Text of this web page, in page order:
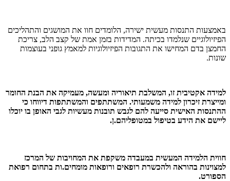
באמצעות התנסות מעשית ישירה, הלומדים חוו את המושגים והתהליכים
הפיזיולוגיים שנלמדו בכיתה. המדידות בזמן אמת של קצב הלב, צריכת
החמצן בדם המחישו את התגובות הפיזיולוגיות למאמץ גופני בעוצמות
שונות.
למידה אקטיבית זו, המשלבת תיאוריה ומעשה, מעמיקה את הבנת החומר
ומייצרת זיכרון למידה משמעותי. המשתתפים והמשתתפות דיווחו כי
ההתנסות האישית סייעה להם לגבש תובנות מעשיות לגבי האופן בו יוכלו
ליישם את הידע בטיפול במטופליהם.ן.
חווית הלמידה המעשית במעבדה משקפת את המחויבות של המרכז
למצוינות בהוראה ולהכשרת רופאים ורופאות מומחים.ות בתחום רפואת
הספורט.